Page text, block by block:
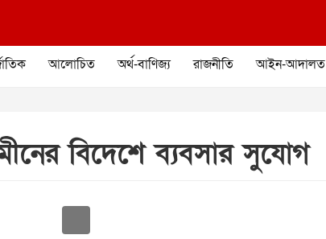
আলোচিত অর্থ-বাণিজ্য রাজনীতি আইন-আদালত
বিদেশে ব্যবসার সুযোগ